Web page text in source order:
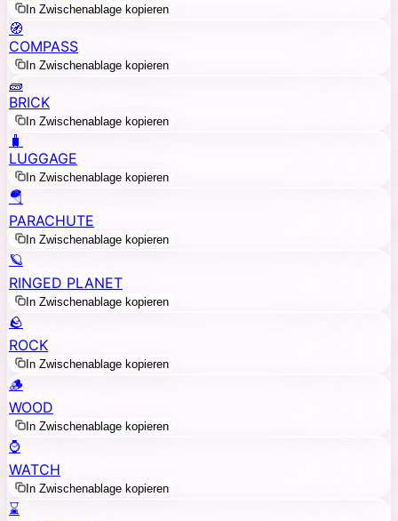
In Zwischenablage kopieren
🧭
COMPASS
In Zwischenablage kopieren
🧱
BRICK
In Zwischenablage kopieren
🧳
LUGGAGE
In Zwischenablage kopieren
🪂
PARACHUTE
In Zwischenablage kopieren
🪐
RINGED PLANET
In Zwischenablage kopieren
🪨
ROCK
In Zwischenablage kopieren
🪵
WOOD
In Zwischenablage kopieren
⌚
WATCH
In Zwischenablage kopieren
⌛